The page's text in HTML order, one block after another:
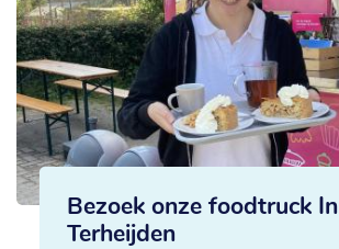
Bezoek onze foodtruck In
Terheijden